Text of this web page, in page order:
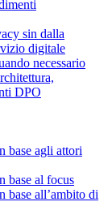
sin dalla
digitale
necessario
DPO
base agli attori
base al focus
base all’ambito di